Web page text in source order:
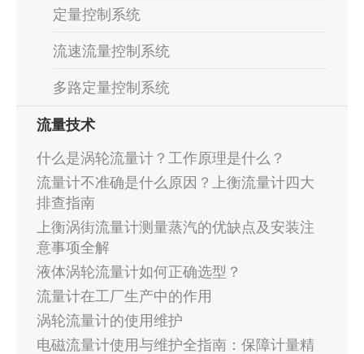
定量控制系统
流速流量控制系统
多路定量控制系统
流量技术
什么是涡轮流量计？工作原理是什么？
流量计不准确是什么原因？上衡流量计四大
排查指南
上衡涡街流量计测量蒸汽的优缺点及安装注
意事项全解
液体涡轮流量计如何正确选型？
流量计在工厂生产中的作用
涡轮流量计的使用维护
电磁流量计使用与维护全指南：保障计量精